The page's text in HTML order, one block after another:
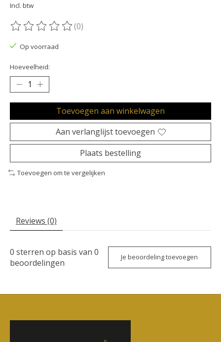
Incl. btw
De beoordeling van dit product is
(0)
Op voorraad
Hoeveelheid:
Toevoegen aan winkelwagen
Aan verlanglijst toevoegen
Plaats bestelling
Toevoegen om te vergelijken
Reviews (0)
0 sterren op basis van 0
beoordelingen
Je beoordeling toevoegen